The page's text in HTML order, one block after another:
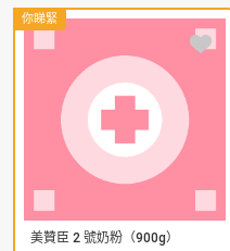
你睇緊
美贊臣 2 號奶粉（900g）